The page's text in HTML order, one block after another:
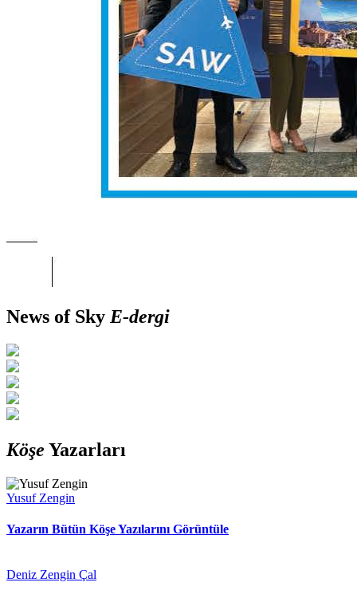
News of Sky E-dergi
Köşe Yazarları
Yusuf Zengin
Yazarın Bütün Köşe Yazılarını Görüntüle
Deniz Zengin Çal